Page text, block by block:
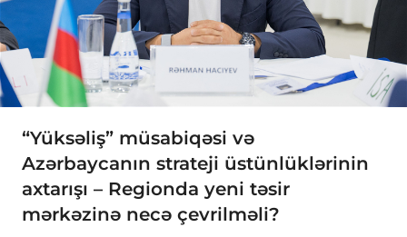
“Yüksəliş” müsabiqəsi və
Azərbaycanın strateji üstünlüklərinin
axtarışı – Regionda yeni təsir
mərkəzinə necə çevrilməli?